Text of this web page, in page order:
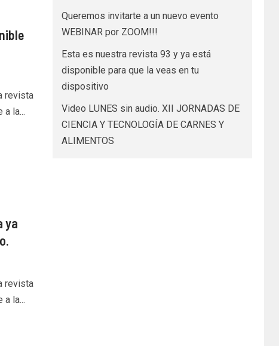
revista
la...
ya
revista
la...
Queremos invitarte a un nuevo evento
WEBINAR por ZOOM!!!
Esta es nuestra revista 93 y ya está
disponible para que la veas en tu
dispositivo
Video LUNES sin audio. XII JORNADAS DE
CIENCIA Y TECNOLOGÍA DE CARNES Y
ALIMENTOS